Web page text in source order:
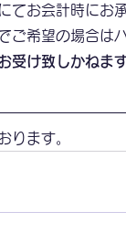
てお会計時にお
ご希望の場合
受け致しかねま
ります。